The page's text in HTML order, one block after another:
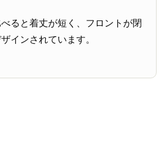
ると着丈が短く、フロントが閉
インされています。